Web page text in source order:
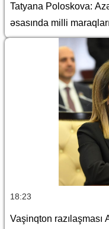
Tatyana Poloskova:
əsasında milli
18:23
Vaşinqton razılaşması